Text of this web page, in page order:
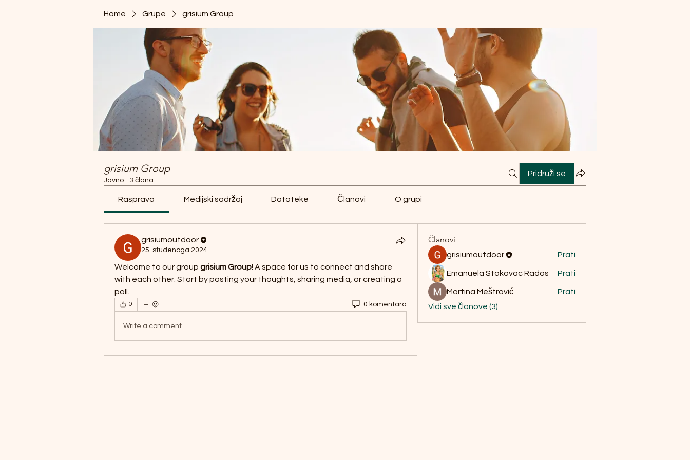
Home Grupe grisium Group
grisium Group
Javno · 3 člana
Pridruži se
Rasprava Medijski sadržaj Datoteke Članovi O grupi
grisiumoutdoor
25. studenoga 2024.
Welcome to our group grisium Group! A space for us to connect and share
with each other. Start by posting your thoughts, sharing media, or creating a
poll.
0 0 komentara
Write a comment...
Članovi
grisiumoutdoor Prati
Emanuela Stokovac Rados Prati
Martina Meštrović
Prati
Vidi sve članove (3)